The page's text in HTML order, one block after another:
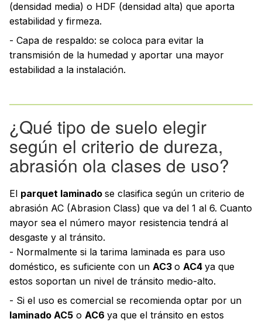
(densidad media) o HDF (densidad alta) que aporta
estabilidad y firmeza.
- Capa de respaldo: se coloca para evitar la
transmisión de la humedad y aportar una mayor
estabilidad a la instalación.
¿Qué tipo de suelo elegir
según el criterio de dureza,
abrasión ola clases de uso?
El parquet laminado se clasifica según un criterio de
abrasión AC (Abrasion Class) que va del 1 al 6. Cuanto
mayor sea el número mayor resistencia tendrá al
desgaste y al tránsito.
- Normalmente si la tarima laminada es para uso
doméstico, es suficiente con un AC3 o AC4 ya que
estos soportan un nivel de tránsito medio-alto.
- Si el uso es comercial se recomienda optar por un
laminado AC5 o AC6 ya que el tránsito en estos